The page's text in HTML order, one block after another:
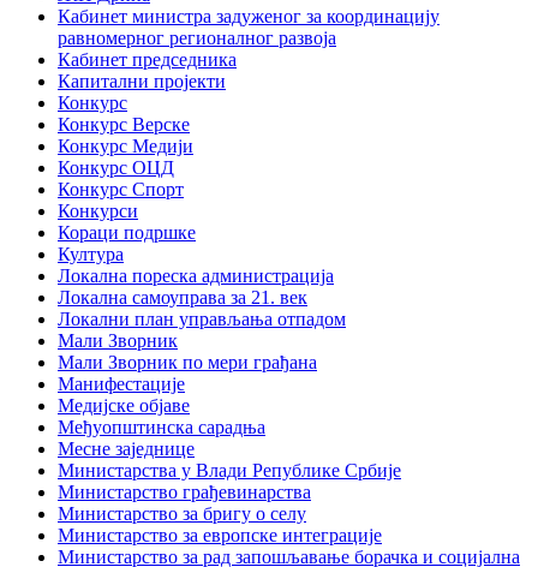
Кабинет министра задуженог за координацију
равномерног регионалног развоја
Кабинет председника
Капитални пројекти
Конкурс
Конкурс Верске
Конкурс Медији
Конкурс ОЦД
Конкурс Спорт
Конкурси
Кораци подршке
Култура
Локална пореска администрација
Локална самоуправа за 21. век
Локални план управљања отпадом
Мали Зворник
Мали Зворник по мери грађана
Манифестације
Медијске објаве
Међуопштинска сарадња
Месне заједнице
Министарства у Влади Републике Србије
Министарство грађевинарства
Министарство за бригу о селу
Министарство за европске интеграције
Министарство за рад запошљавање борачка и социјална